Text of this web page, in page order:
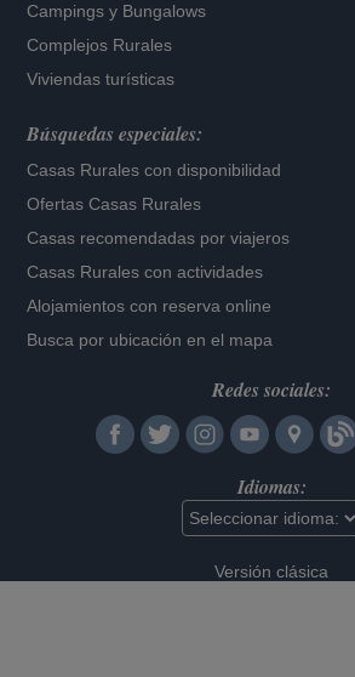
Campings y Bungalows
Complejos Rurales
Viviendas turísticas
Búsquedas especiales:
Casas Rurales con disponibilidad
Ofertas Casas Rurales
Casas recomendadas por viajeros
Casas Rurales con actividades
Alojamientos con reserva online
Busca por ubicación en el mapa
Redes sociales:
Idiomas:
Versión clásica